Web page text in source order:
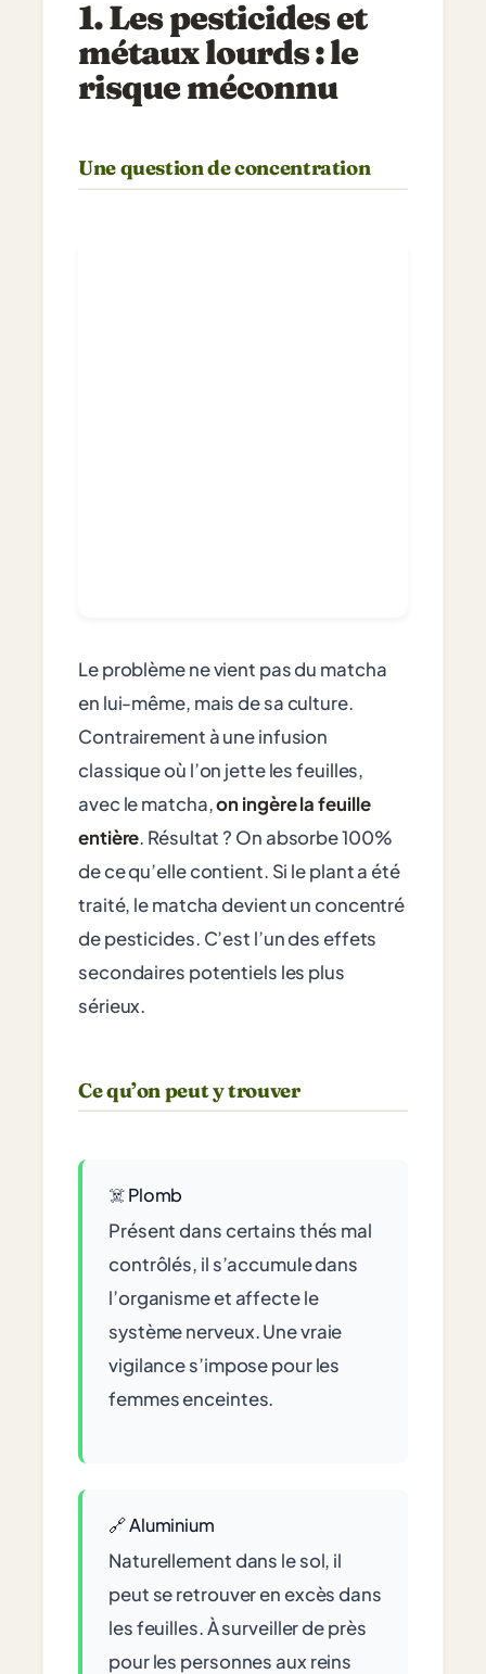
1. Les pesticides et
métaux lourds : le
risque méconnu
Une question de concentration
Le problème ne vient pas du matcha
en lui-même, mais de sa culture.
Contrairement à une infusion
classique où l’on jette les feuilles,
avec le matcha,on ingère la feuille
entière. Résultat ? On absorbe 100%
de ce qu’elle contient. Si le plant a été
traité, le matcha devient un concentré
de pesticides. C’est l’un des effets
secondaires potentiels les plus
sérieux.
Ce qu’on peut y trouver
☠️ Plomb
Présent dans certains thés mal
contrôlés, il s’accumule dans
l’organisme et affecte le
système nerveux. Une vraie
vigilance s’impose pour les
femmes enceintes.
🔗 Aluminium
Naturellement dans le sol, il
peut se retrouver en excès dans
les feuilles. À surveiller de près
pour les personnes aux reins